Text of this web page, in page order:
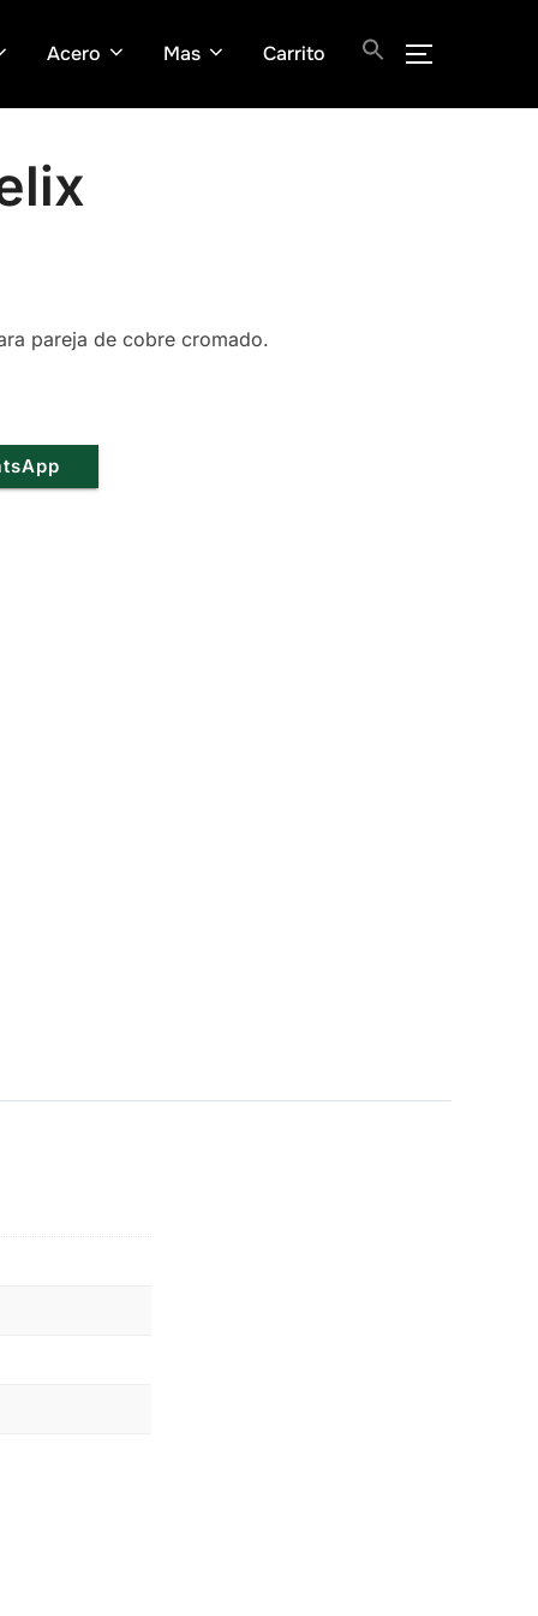
Acero Mas Carrito
pareja de cobre cromado.